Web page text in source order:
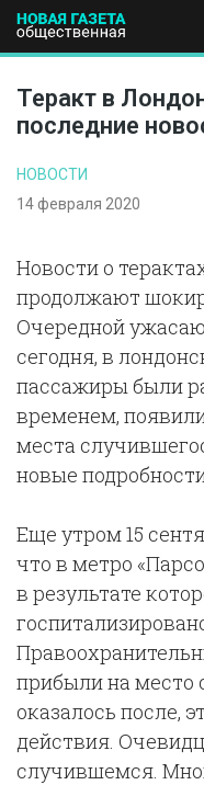
ПОЛИТИКА
Теракт в
последние
НОВОСТИ
14 февраля 2020
Новости о
продолжают
Очередной
сегодня, в
пассажиры были
временем,
места
новые
Еще утром 15
что в метро
в результате
прибыли на место
оказалось после,
действия.
случившемся.